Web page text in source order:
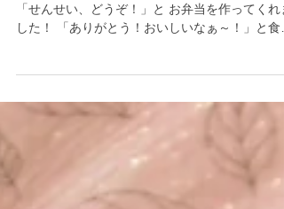
と🍳
した！ 「ありがとう！おいしいなぁ～！」と食
ていると、楽しそうな様子を見ていたお友達が集
✨ さぁみんなで食べよ～✊ おかずが足りなくなっ
たら、フライパンでジュ～ジュ～！ 「お皿どう
～！」と面倒を見てくれているのは2歳児のお姉